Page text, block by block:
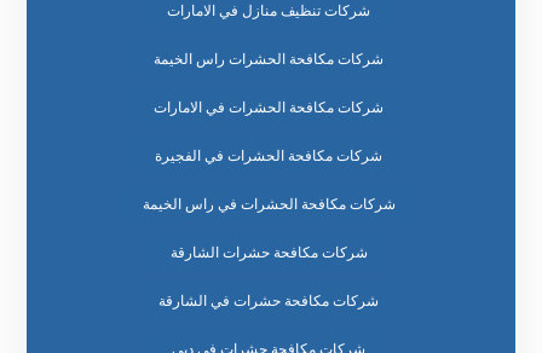
شركات تنظيف منازل في الامارات
شركات مكافحة الحشرات راس الخيمة
شركات مكافحة الحشرات في الامارات
شركات مكافحة الحشرات في الفجيرة
شركات مكافحة الحشرات في راس الخيمة
شركات مكافحة حشرات الشارقة
شركات مكافحة حشرات في الشارقة
شركات مكافحة حشرات في دبي